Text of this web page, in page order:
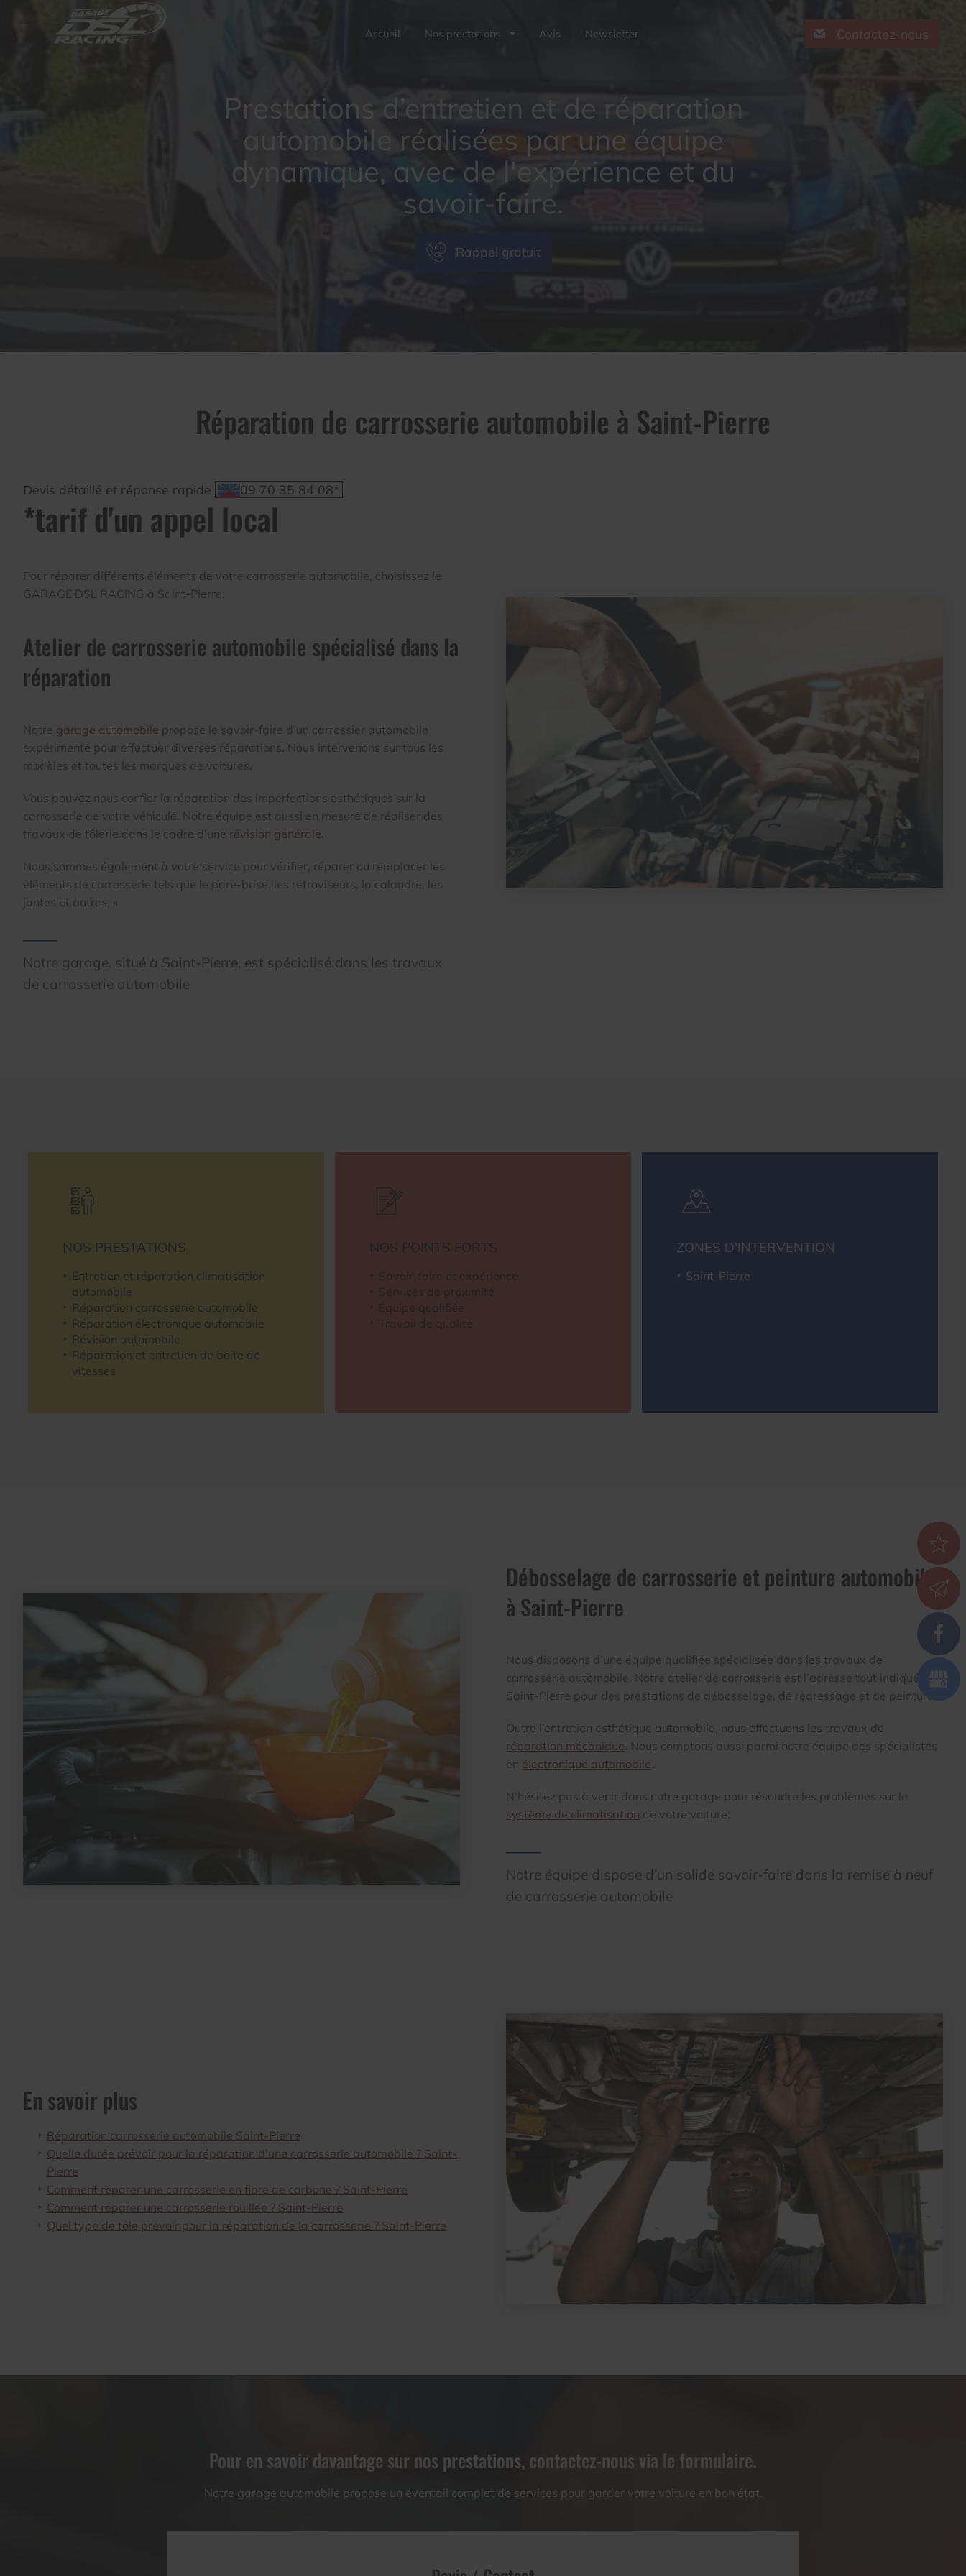
Prestations d’entretien et de réparation
automobile réalisées par une équipe
dynamique, avec de l'expérience et du
savoir-faire.
Rappel gratuit
Accueil Nos prestations Avis Newsletter Contactez-nous
Réparation de carrosserie automobile à Saint-Pierre
Devis détaillé et réponse rapide 09 70 35 84 08*
*tarif d'un appel local
Pour réparer différents éléments de votre carrosserie automobile, choisissez le
GARAGE DSL RACING à Saint-Pierre.
Atelier de carrosserie automobile spécialisé dans la
réparation
Notre garage automobile propose le savoir-faire d’un carrossier automobile
expérimenté pour effectuer diverses réparations. Nous intervenons sur tous les
modèles et toutes les marques de voitures.
Vous pouvez nous confier la réparation des imperfections esthétiques sur la
carrosserie de votre véhicule. Notre équipe est aussi en mesure de réaliser des
travaux de tôlerie dans le cadre d’une révision générale
Nous sommes également à votre service pour vérifier, réparer ou remplacer les
éléments de carrosserie tels que le pare-brise, les rétroviseurs, la calandre, les
jantes et autres. «
Notre garage, situé à Saint-Pierre, est spécialisé dans les travaux
de carrosserie automobile
NOS PRESTATIONS
Entretien et réparation climatisation
automobile
Réparation carrosserie automobile
Réparation électronique automobile
Révision automobile
Réparation et entretien de boite de
vitesses
NOS POINTS FORTS
Savoir-faire et expérience
Services de proximité
Équipe qualifiée
Travail de qualité
ZONES D'INTERVENTION
Saint-Pierre
Débosselage de carrosserie et peinture automobile
à Saint-Pierre
Nous disposons d’une équipe qualifiée spécialisée dans les travaux de
carrosserie automobile. Notre atelier de carrosserie est l’adresse tout indiquée à
Saint-Pierre pour des prestations de débosselage, de redressage et de peinture.
Outre l’entretien esthétique automobile, nous effectuons les travaux de
réparation mécanique . Nous comptons aussi parmi notre équipe des spécialistes
en électronique automobile
N’hésitez pas à venir dans notre garage pour résoudre les problèmes sur le
système de climatisation de votre voiture.
Notre équipe dispose d’un solide savoir-faire dans la remise à neuf
de carrosserie automobile
En savoir plus
Réparation carrosserie automobile Saint-Pierre
Quelle durée prévoir pour la réparation d'une carrosserie automobile ? Saint-
Pierre
Comment réparer une carrosserie en fibre de carbone ? Saint-Pierre
Comment réparer une carrosserie rouillée ? Saint-Pierre
Quel type de tôle prévoir pour la réparation de la carrosserie ? Saint-Pierre
Pour en savoir davantage sur nos prestations, contactez-nous via le formulaire.
Notre garage automobile propose un éventail complet de services pour garder votre voiture en bon état.